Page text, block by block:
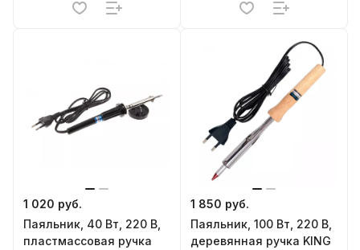
1 020 руб.
Паяльник, 40 Вт, 220 В,
пластмассовая ручка
1 850 руб.
Паяльник, 100 Вт, 220 В,
деревянная ручка KING